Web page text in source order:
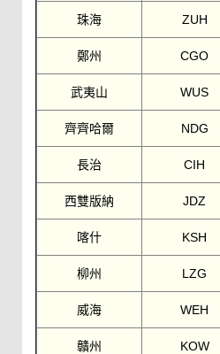
珠海 ZUH
鄭州 CGO
武夷山 WUS
齊齊哈爾 NDG
長治 CIH
西雙版納 JDZ
喀什 KSH
柳州 LZG
威海 WEH
贛州 KOW